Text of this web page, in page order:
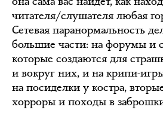
читателя/слушателя любая
Сетевая паранормальность
большие части: на форумы и
которые создаются для
и вокруг них, и на крипи-
на посиделки у костра,
хорроры и походы в